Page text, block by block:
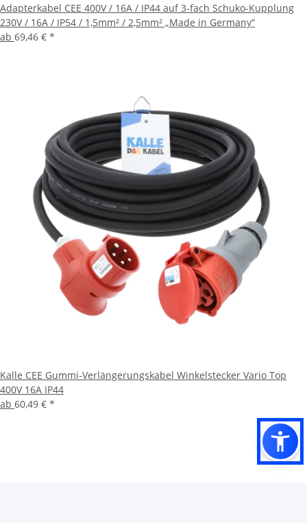
Adapterkabel CEE 400V / 16A / IP44 auf 3-fach Schuko-Kupplung
230V / 16A / IP54 / 1,5mm² / 2,5mm² „Made in Germany“
ab 69,46 € *
Kalle CEE Gummi-Verlängerungskabel Winkelstecker Vario Top
400V 16A IP44
ab 60,49 € *